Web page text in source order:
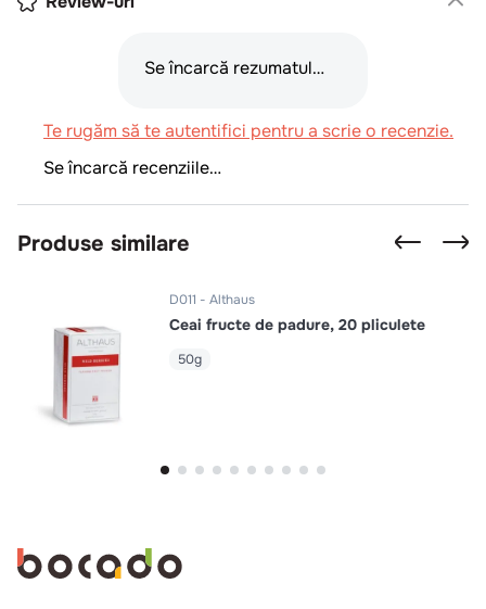
Se încarcă rezumatul…
Te rugăm să te autentifici pentru a scrie o recenzie.
Se încarcă recenziile…
Produse similare
D011 Althaus
Ceai fructe de padure, 20 pliculete
50g